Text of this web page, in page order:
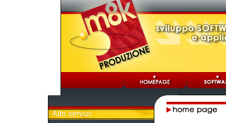
Altri servizi